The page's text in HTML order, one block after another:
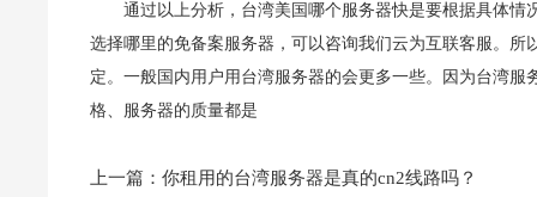
通过以上分析，台湾美国哪个服务器快是要根据具体
选择哪里的免备案服务器，可以咨询我们云为互联客服。
定。一般国内用户用台湾服务器的会更多一些。因为台湾
格、服务器的质量都是
上一篇： 你租用的台湾服务器是真的cn2线路吗？